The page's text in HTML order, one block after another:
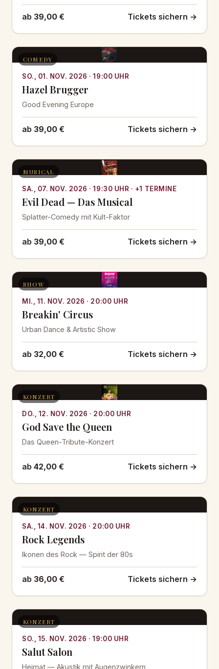
ab 39,00 € Tickets sichern →
COMEDY
SO., 01. NOV. 2026 · 19:00 UHR
Hazel Brugger
Good Evening Europe
ab 39,00 € Tickets sichern →
MUSICAL
SA., 07. NOV. 2026 · 19:30 UHR · +1 TERMINE
Evil Dead — Das Musical
Splatter-Comedy mit Kult-Faktor
ab 39,00 € Tickets sichern →
SHOW
MI., 11. NOV. 2026 · 20:00 UHR
Breakin' Circus
Urban Dance & Artistic Show
ab 32,00 € Tickets sichern →
KONZERT
DO., 12. NOV. 2026 · 20:00 UHR
God Save the Queen
Das Queen-Tribute-Konzert
ab 42,00 € Tickets sichern →
KONZERT
SA., 14. NOV. 2026 · 20:00 UHR
Rock Legends
Ikonen des Rock — Spirit der 80s
ab 36,00 € Tickets sichern →
KONZERT
SO., 15. NOV. 2026 · 19:00 UHR
Salut Salon
Heimat — Akustik mit Augenzwinkern